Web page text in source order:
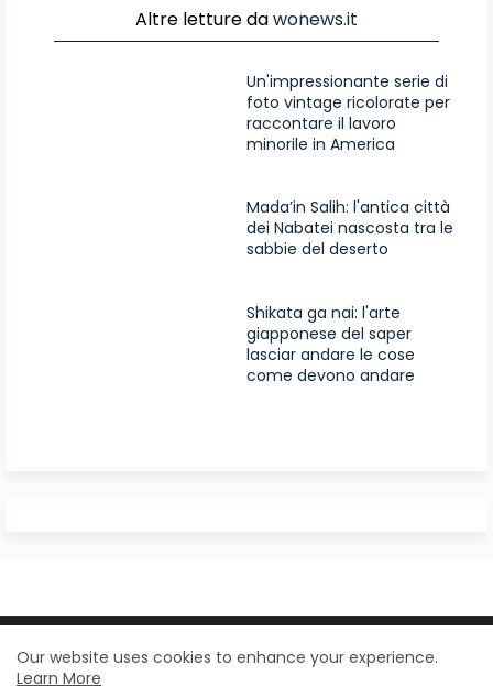
Altre letture dawonews.it
Un'impressionante serie di
foto vintage ricolorate per
raccontare il lavoro
minorile in America
Mada’in Salih: l'antica città
dei Nabatei nascosta tra le
sabbie del deserto
Shikata ga nai: l'arte
giapponese del saper
lasciar andare le cose
come devono andare
Our website uses cookies to enhance your experience.
Learn More